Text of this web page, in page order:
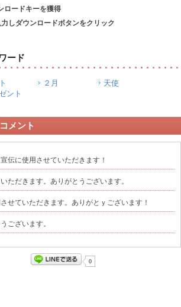
ロードキーを獲得
しダウンロードボタンをクリック
ード
２月
天使
ント
メント
伝に使用させていただきます！
ただきます。ありがとうございます。
せていただきます。ありがとｙございます！
ございます。
0